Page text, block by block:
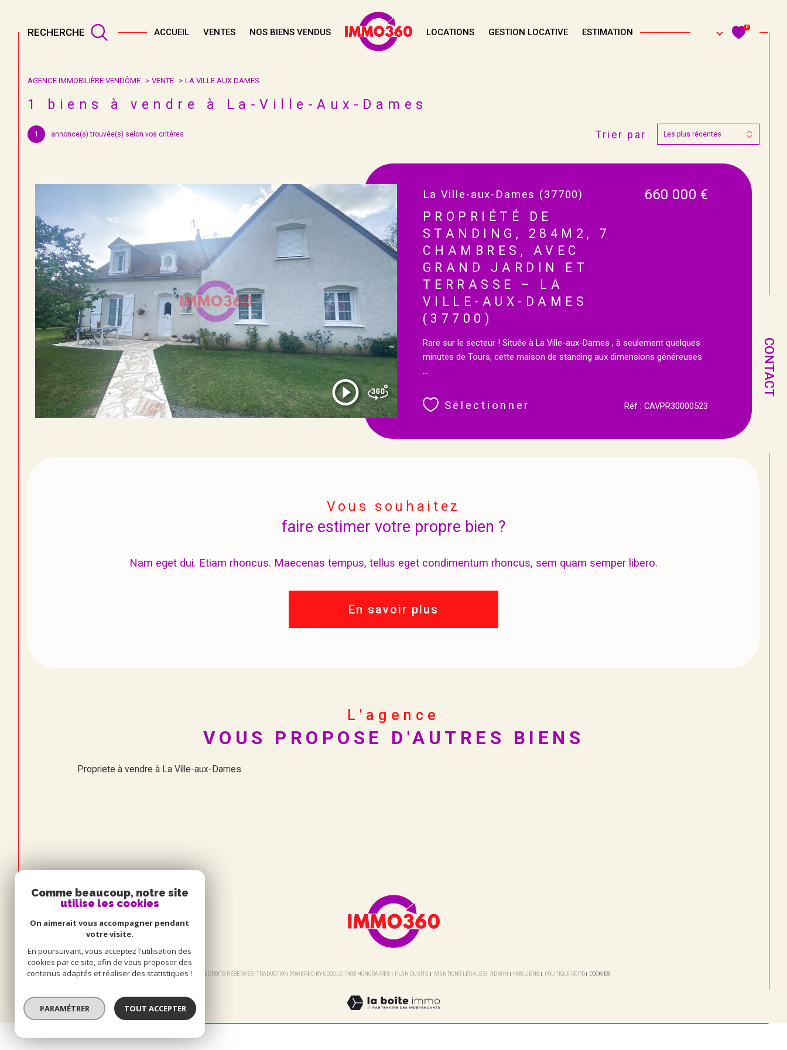
ACCUEIL VENTES NOS BIENS VENDUS LOCATIONS GESTION LOCATIVE ESTIMATION
RECHERCHE 0
CONTACT
Acheter
de l'ancien
Louer Estimer
TYPE DE BIEN Filtrer
AGENCE IMMOBILIÈRE VENDÔME VENTE LA VILLE AUX DAMES
1 biens à vendre à La-Ville-Aux-Dames
1 annonce(s) trouvée(s) selon vos critères Trier par Les plus récentes
La Ville-aux-Dames (37700)
PROPRIÉTÉ DE
STANDING, 284M2, 7
CHAMBRES, AVEC
GRAND JARDIN ET
TERRASSE – LA
VILLE-AUX-DAMES
(37700)
660 000 €
Rare sur le secteur ! Située à La Ville-aux-Dames , à seulement quelques
minutes de Tours, cette maison de standing aux dimensions généreuses
...
Sélectionner Réf : CAVPR30000523
Vous souhaitez
faire estimer votre propre bien ?
Nam eget dui. Etiam rhoncus. Maecenas tempus, tellus eget condimentum rhoncus, sem quam semper libero.
En savoir plus
L'agence
VOUS PROPOSE D'AUTRES BIENS
Propriete à vendre à La Ville-aux-Dames
© 2026 | TOUS DROITS RÉSERVÉS | TRADUCTION POWERED BY GOOGLE | NOS HONORAIRES PLAN DU SITE MENTIONS LÉGALES ADMIN NOS LIENS POLITIQUE RGPD COOKIES
Comme beaucoup, notre site
utilise les cookies
On aimerait vous accompagner pendant
votre visite.
En poursuivant, vous acceptez l'utilisation des
cookies par ce site, afin de vous proposer des
contenus adaptés et réaliser des statistiques !
PARAMÉTRER TOUT ACCEPTER